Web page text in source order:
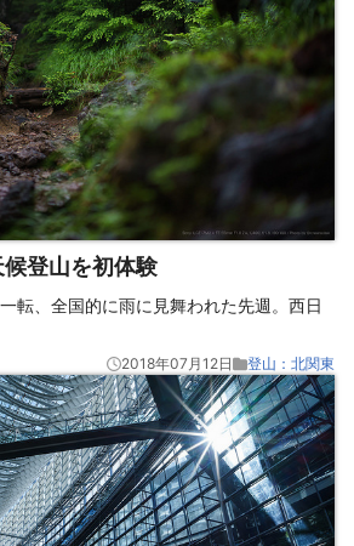
登山を初体験
転、全国的に雨に見舞われた先週。西日
2018年07月12日 登山：北関東